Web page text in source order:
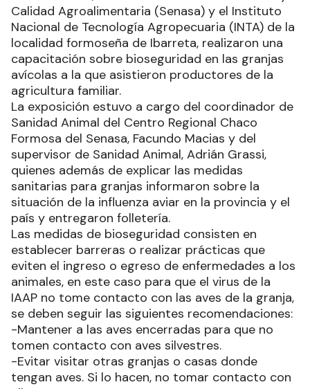
Calidad Agroalimentaria (Senasa) y el Instituto
Nacional de Tecnología Agropecuaria (INTA) de la
localidad formoseña de Ibarreta, realizaron una
capacitación sobre bioseguridad en las granjas
avícolas a la que asistieron productores de la
agricultura familiar.
La exposición estuvo a cargo del coordinador de
Sanidad Animal del Centro Regional Chaco
Formosa del Senasa, Facundo Macias y del
supervisor de Sanidad Animal, Adrián Grassi,
quienes además de explicar las medidas
sanitarias para granjas informaron sobre la
situación de la influenza aviar en la provincia y el
país y entregaron folletería.
Las medidas de bioseguridad consisten en
establecer barreras o realizar prácticas que
eviten el ingreso o egreso de enfermedades a los
animales, en este caso para que el virus de la
IAAP no tome contacto con las aves de la granja,
se deben seguir las siguientes recomendaciones:
-Mantener a las aves encerradas para que no
tomen contacto con aves silvestres.
-Evitar visitar otras granjas o casas donde
tengan aves. Si lo hacen, no tomar contacto con